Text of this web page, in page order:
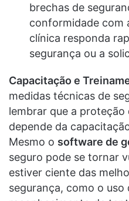
brechas de
conformidade com
clínica responda
segurança ou a
Capacitação e
medidas técnicas de
lembrar que a proteção
depende da
Mesmo o software de
seguro pode se tornar
estiver ciente das
segurança, como o